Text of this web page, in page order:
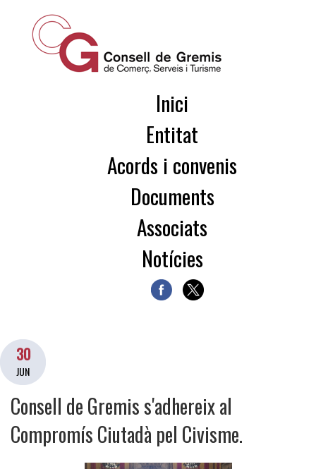
Inici
Entitat
Acords i convenis
Documents
Associats
Notícies
30
JUN
Consell de Gremis s'adhereix al
Compromís Ciutadà pel Civisme.